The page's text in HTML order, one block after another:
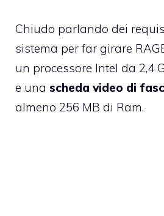
Chiudo parlando dei
sistema per far girare
un processore Intel da 2,4
e una scheda video di
almeno 256 MB di Ram.